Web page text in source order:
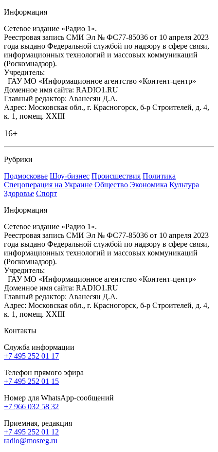
Информация
Сетевое издание «Радио 1».
Реестровая запись СМИ Эл № ФС77-85036 от 10 апреля 2023
года выдано Федеральной службой по надзору в сфере связи,
информационных технологий и массовых коммуникаций
(Роскомнадзор).
Учредитель:
ГАУ МО «Информационное агентство «Контент-центр»
Доменное имя сайта: RADIO1.RU
Главный редактор: Аванесян Д.А.
Адрес: Московская обл., г. Красногорск, б-р Строителей, д. 4,
к. 1, помещ. XXIII
16+
Рубрики
Подмосковье Шоу-бизнес Происшествия Политика
Спецоперация на Украине Общество Экономика Культура
Здоровье Спорт
Информация
Сетевое издание «Радио 1».
Реестровая запись СМИ Эл № ФС77-85036 от 10 апреля 2023
года выдано Федеральной службой по надзору в сфере связи,
информационных технологий и массовых коммуникаций
(Роскомнадзор).
Учредитель:
ГАУ МО «Информационное агентство «Контент-центр»
Доменное имя сайта: RADIO1.RU
Главный редактор: Аванесян Д.А.
Адрес: Московская обл., г. Красногорск, б-р Строителей, д. 4,
к. 1, помещ. XXIII
Контакты
Служба информации
+7 495 252 01 17
Телефон прямого эфира
+7 495 252 01 15
Номер для WhatsApp-сообщений
+7 966 032 58 32
Приемная, редакция
+7 495 252 01 12
radio@mosreg.ru